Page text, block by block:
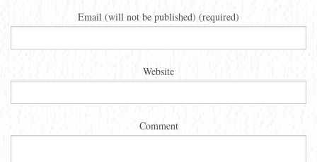
Email (will not be published) (required)
Website
Comment